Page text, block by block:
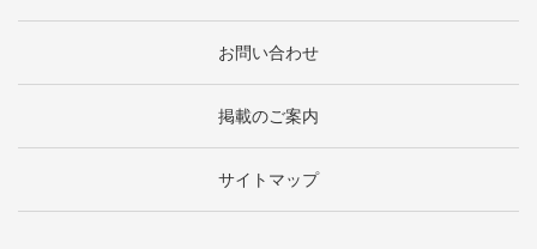
お問い合わせ
掲載のご案内
サイトマップ